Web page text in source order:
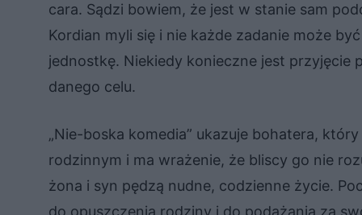
cara. Sądzi bowiem, że jest w stanie sam
Kordian myli się i nie każde zadanie może
jednostkę. Niekiedy konieczne jest przyjęcie
danego celu.
„Nie-boska komedia” ukazuje bohatera,
rodzinnym i ma wrażenie, że bliscy go nie
żona i syn pędzą nudne, codzienne życie.
do opuszczenia rodziny i do podążania za